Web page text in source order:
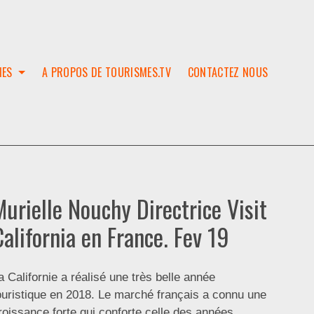
A PROPOS DE TOURISMES.TV CONTACTEZ NOUS
Nouchy Directrice Visit
en France. Fev 19
Californie a réalisé une très belle année
en 2018. Le marché français a connu une